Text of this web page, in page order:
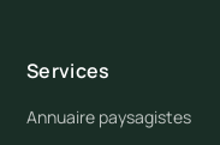
Services
Annuaire paysagistes